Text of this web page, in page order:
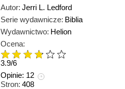
Autor: Jerri L. Ledford
Serie wydawnicze: Biblia
Wydawnictwo: Helion
Ocena:
3.9/6
Opinie: 12
Stron: 408